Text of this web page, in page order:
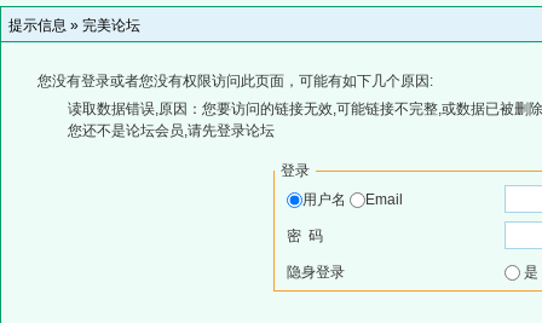
提示信息 » 完美论坛
您没有登录或者您没有权限访问此页面，可能有如下几个原因:
读取数据错误,原因：您要访问的链接无效,可能链接不完整,或数据已被删
您还不是论坛会员,请先登录论坛
登录
用户名
Email
密 码
隐身登录